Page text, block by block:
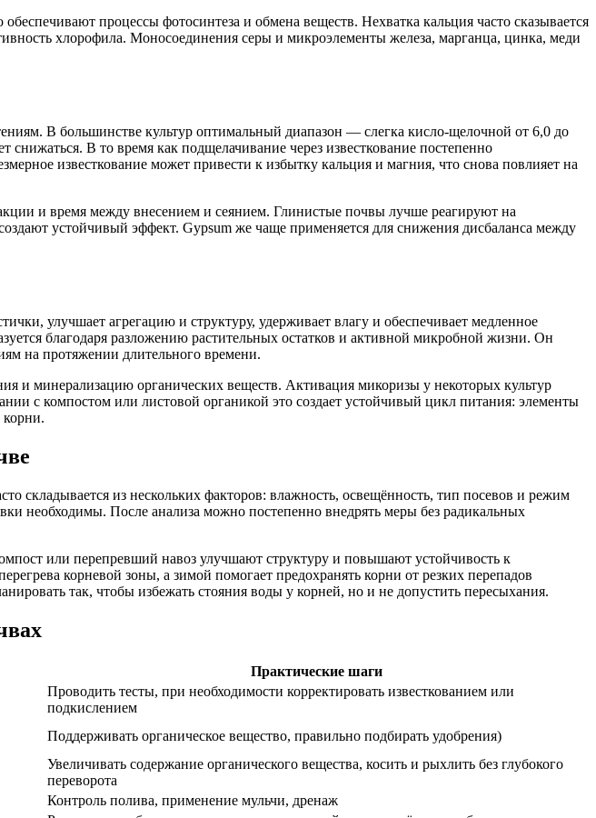
процессы фотосинтеза и обмена веществ. Нехватка кальция часто сказывается
хлорофила. Моносоединения серы и микроэлементы железа, марганца, цинка, меди
В большинстве культур оптимальный диапазон — слегка кисло-щелочной от 6,0 до
В то время как подщелачивание через известкование постепенно
известкование может привести к избытку кальция и магния, что снова повлияет на
и время между внесением и сеянием. Глинистые почвы лучше реагируют на
устойчивый эффект. Gypsum же чаще применяется для снижения дисбаланса между
улучшает агрегацию и структуру, удерживает влагу и обеспечивает медленное
благодаря разложению растительных остатков и активной микробной жизни. Он
на протяжении длительного времени.
и минерализацию органических веществ. Активация микоризы у некоторых культур
с компостом или листовой органикой это создает устойчивый цикл питания: элементы
корни.
складывается из нескольких факторов: влажность, освещённость, тип посевов и режим
необходимы. После анализа можно постепенно внедрять меры без радикальных
или перепревший навоз улучшают структуру и повышают устойчивость к
корневой зоны, а зимой помогает предохранять корни от резких перепадов
так, чтобы избежать стояния воды у корней, но и не допустить пересыхания.
Практические шаги
Проводить тесты, при необходимости корректировать известкованием или
подкислением
Поддерживать органическое вещество, правильно подбирать удобрения)
Увеличивать содержание органического вещества, косить и рыхлить без глубокого
переворота
Контроль полива, применение мульчи, дренаж